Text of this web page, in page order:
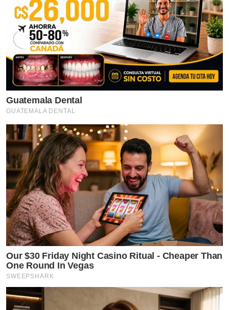
Guatemala Dental
GUATEMALA DENTAL
Our $30 Friday Night Casino Ritual - Cheaper Than
One Round In Vegas
SWEEPSHARK